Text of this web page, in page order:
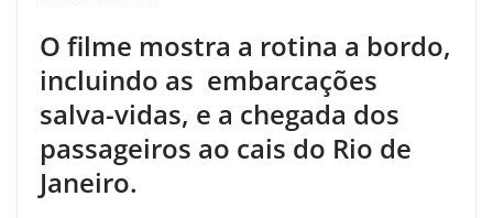
O filme mostra a rotina a bordo,
incluindo as embarcações
salva-vidas, e a chegada dos
passageiros ao cais do Rio de
Janeiro.